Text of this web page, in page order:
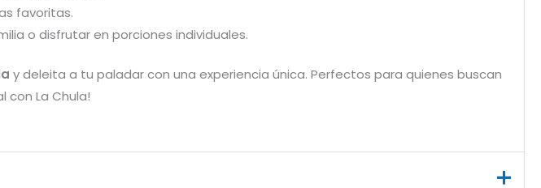
favoritas.
o disfrutar en porciones individuales.
y deleita a tu paladar con una experiencia única. Perfectos para quienes buscan
con La Chula!